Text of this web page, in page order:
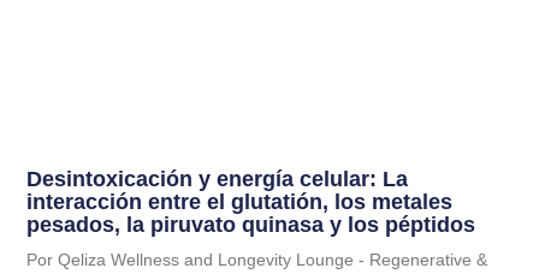
Desintoxicación y energía celular: La
interacción entre el glutatión, los metales
pesados, la piruvato quinasa y los péptidos
Por Qeliza Wellness and Longevity Lounge - Regenerative &